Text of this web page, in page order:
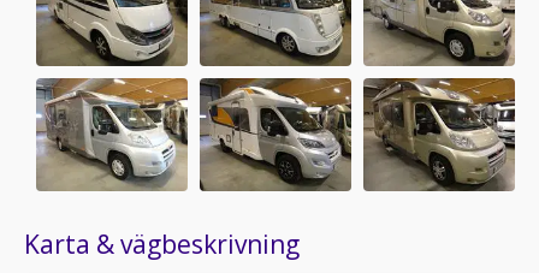
Karta & vägbeskrivning